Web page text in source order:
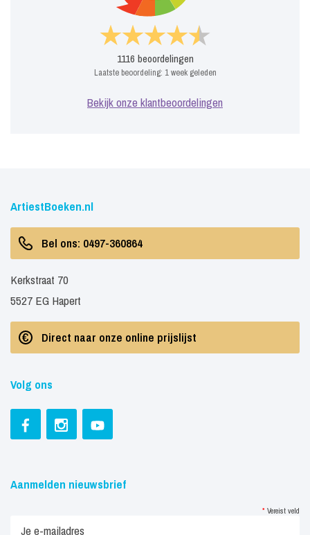
1116 beoordelingen
Laatste beoordeling: 1 week geleden
Bekijk onze klantbeoordelingen
ArtiestBoeken.nl
Bel ons: 0497-360864
Kerkstraat 70
5527 EG Hapert
Direct naar onze online prijslijst
Volg ons
Aanmelden nieuwsbrief
* Vereist veld